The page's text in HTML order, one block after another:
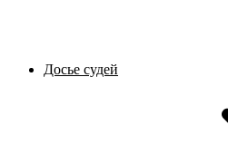
Досье судей